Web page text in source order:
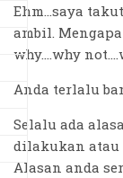
Ehm...saya
ambil. Mengapa
why....why
Anda terlalu
Selalu ada
dilakukan atau
Alasan anda